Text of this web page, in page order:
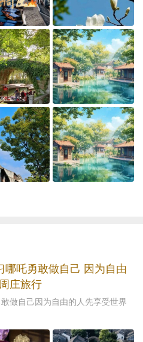
哪吒勇敢做自己 因为自由
庄旅行
做自己因为自由的人先享受世界